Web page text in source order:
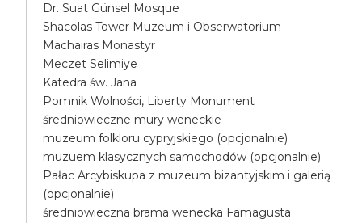
Dr. Suat Günsel Mosque
Shacolas Tower Muzeum i Obserwatorium
Machairas Monastyr
Meczet Selimiye
Katedra św. Jana
Pomnik Wolności, Liberty Monument
średniowieczne mury weneckie
muzeum folkloru cypryjskiego (opcjonalnie)
muzuem klasycznych samochodów (opcjonalnie)
Pałac Arcybiskupa z muzeum bizantyjskim i galerią
(opcjonalnie)
średniowieczna brama wenecka Famagusta